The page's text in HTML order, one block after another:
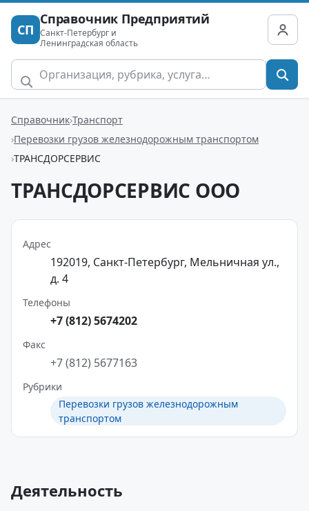
СП
Справочник Предприятий
Санкт-Петербург и
Ленинградская область
Справочник Транспорт
Перевозки грузов железнодорожным транспортом
ТРАНСДОРСЕРВИС
ТРАНСДОРСЕРВИС ООО
Адрес
192019, Санкт-Петербург, Мельничная ул.,
д. 4
Телефоны
+7 (812) 5674202
Факс
+7 (812) 5677163
Рубрики
Перевозки грузов железнодорожным
транспортом
Деятельность